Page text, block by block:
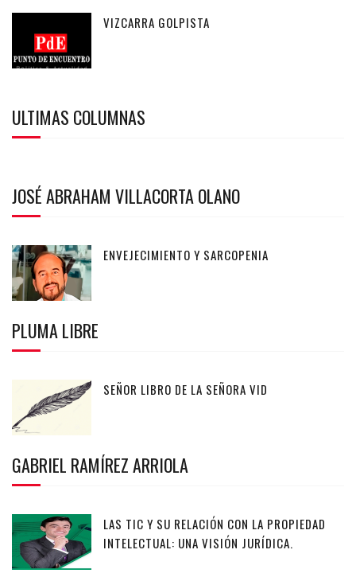
VIZCARRA GOLPISTA
ULTIMAS COLUMNAS
JOSÉ ABRAHAM VILLACORTA OLANO
ENVEJECIMIENTO Y SARCOPENIA
PLUMA LIBRE
SEÑOR LIBRO DE LA SEÑORA VID
GABRIEL RAMÍREZ ARRIOLA
LAS TIC Y SU RELACIÓN CON LA PROPIEDAD
INTELECTUAL: UNA VISIÓN JURÍDICA.